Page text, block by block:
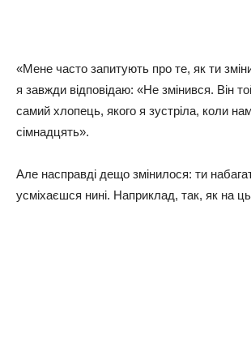
«Мене часто запитують про те, як ти
я завжди відповідаю: «Не змінився. Він
самий хлопець, якого я зустріла, коли
сімнадцять».
Але насправді дещо змінилося: ти
усміхаєшся нині. Наприклад, так, як на